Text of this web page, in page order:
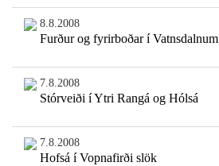
8.8.2008
Furður og fyrirboðar í Vatnsdalnum
7.8.2008
Stórveiði í Ytri Rangá og Hólsá
7.8.2008
Hofsá í Vopnafirði slök